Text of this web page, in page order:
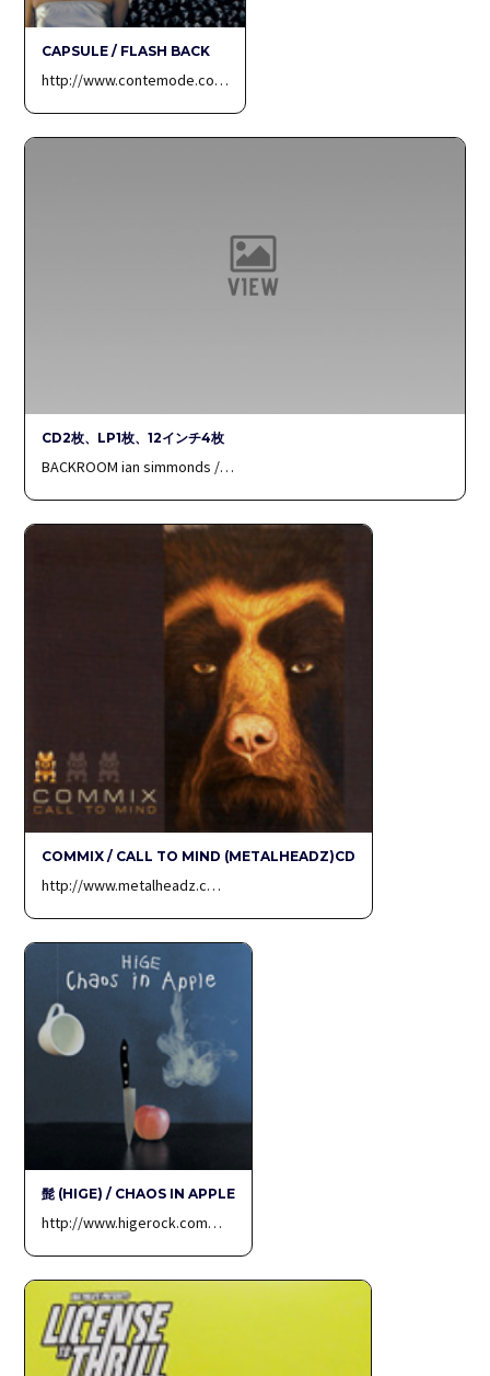
CAPSULE / FLASH BACK
http://www.contemode.co…
CD2枚、LP1枚、12インチ4枚
BACKROOM ian simmonds /…
COMMIX / CALL TO MIND (METALHEADZ)CD
http://www.metalheadz.c…
髭 (HIGE) / CHAOS IN APPLE
http://www.higerock.com…